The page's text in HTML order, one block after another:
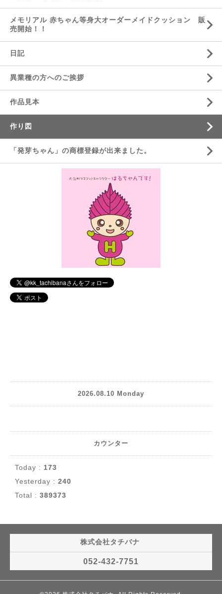
メモリアル 赤ちゃん等身大オーダーメイドクッション 販
売開始！！
日記
異業種の方へのご挨拶
作品見本
作り図
「発芽ちゃん」の商標登録が出来ました。
2026.08.10 Monday
カウンター
Today : 173
Yesterday : 240
Total : 389373
株式会社タチバナ
052-432-7751